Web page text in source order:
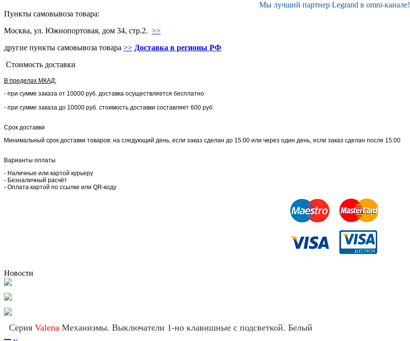
Мы лучший партнер Legrand в omni-канале!
Пункты самовывоза товара:
Москва, ул. Южнопортовая, дом 34, стр.2. >>
другие пункты самовывоза товара >> Доставка в регионы РФ
Стоимость доставки
В пределах МКАД:
- при сумме заказа от 10000 руб. доставка осуществляется бесплатно
- при сумме заказа до 10000 руб. стоимость доставки составляет 600 руб.
Срок доставки
Минимальный срок доставки товаров: на следующий день, если заказ сделан до 15:00 или через один день, если заказ сделан после 15:00
Варианты оплаты
- Наличные или картой курьеру
- Безналичный расчёт
- Оплата картой по ссылке или QR-коду
Новости
Серия Valena Механизмы. Выключатели 1-но клавишные с подсветкой. Белый